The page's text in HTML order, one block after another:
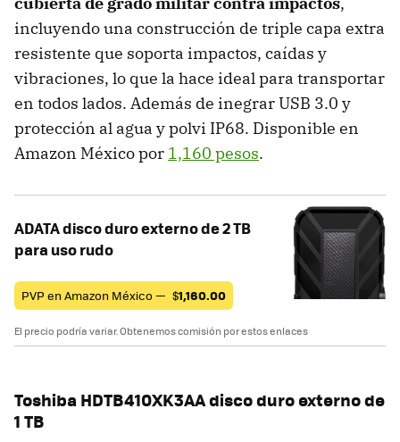
incluyendo una construcción de triple capa extra
resistente que soporta impactos, caídas y
vibraciones, lo que la hace ideal para transportar
en todos lados. Además de inegrar USB 3.0 y
protección al agua y polvi IP68. Disponible en
Amazon México por 1,160 pesos.
ADATA disco duro externo de 2 TB
para uso rudo
PVP en Amazon México — $1,160.00
El precio podría variar. Obtenemos comisión por estos enlaces
Toshiba HDTB410XK3AA disco duro externo de
1 TB